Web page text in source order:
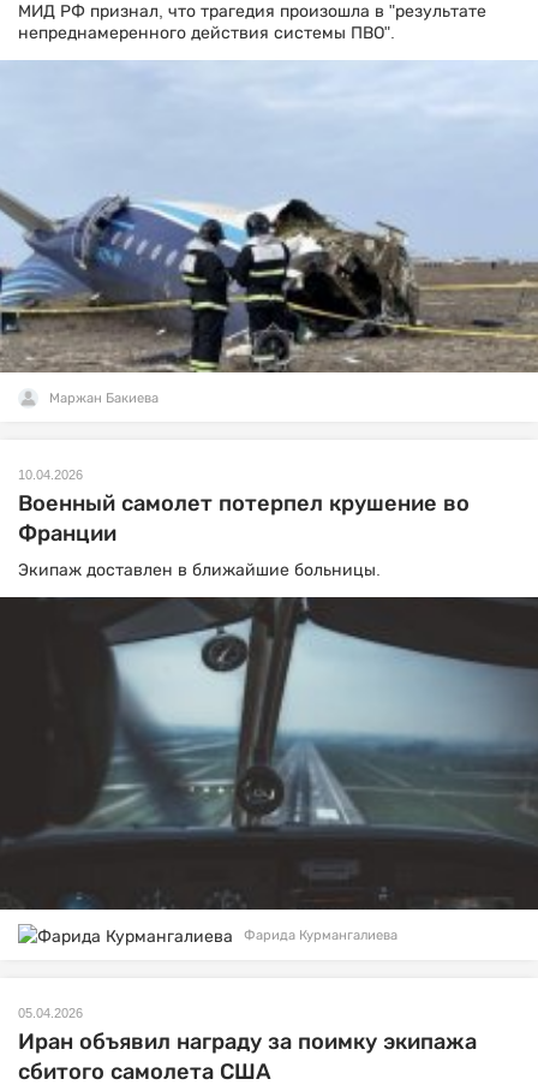
МИД РФ признал, что трагедия произошла в "результате
непреднамеренного действия системы ПВО".
Маржан Бакиева
10.04.2026
Военный самолет потерпел крушение во
Франции
Экипаж доставлен в ближайшие больницы.
Фарида Курмангалиева
05.04.2026
Иран объявил награду за поимку экипажа
сбитого самолета США